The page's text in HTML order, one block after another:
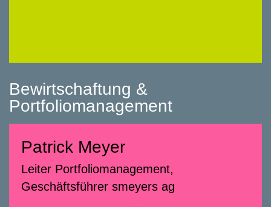
Bewirtschaftung &
Portfoliomanagement
Patrick Meyer
Leiter Portfoliomanagement,
Geschäftsführer smeyers ag
Leiter Portfoliomanagement,
Geschäftsführer smeyers ag